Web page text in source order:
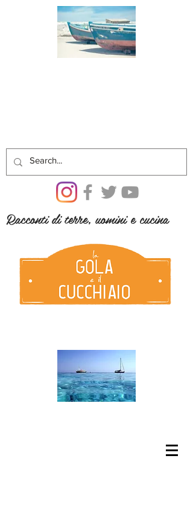
Racconti di terre, uomini e cucina